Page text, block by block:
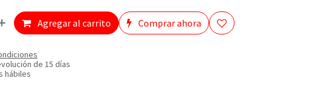
Agregar al carrito Comprar ahora
de 15 días
hábiles